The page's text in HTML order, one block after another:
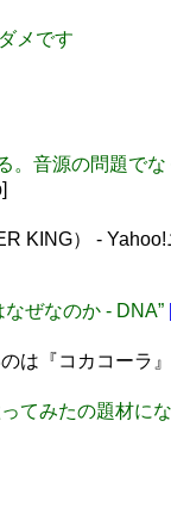
メです
。音源の問題でな
KING） - Yahoo!
ぜなのか - DNA”
は『コカコーラ
てみたの題材に